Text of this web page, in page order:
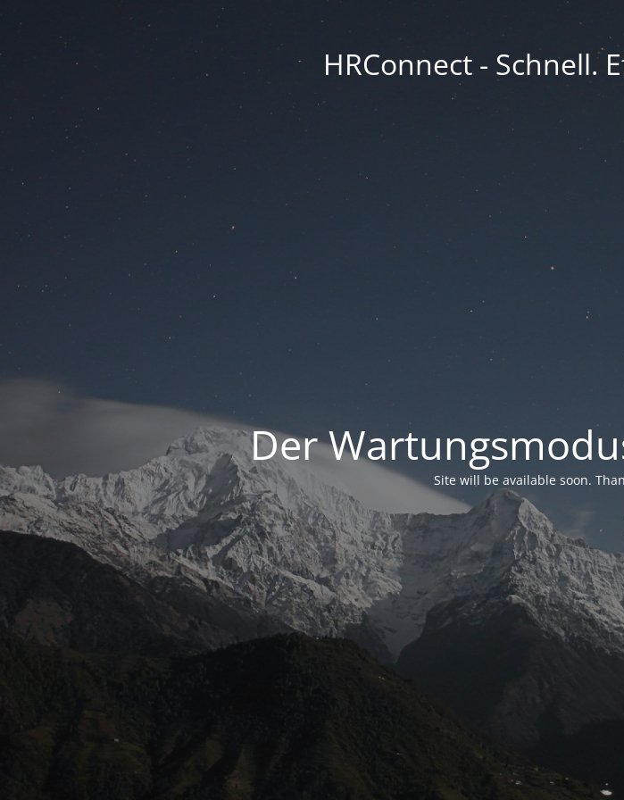
HRConnect - Schnell.
Der
Site will be available soon.